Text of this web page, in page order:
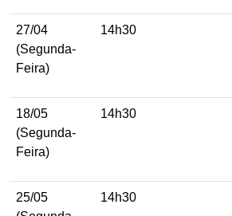
27/04
(Segunda-
Feira)
14h30
18/05
(Segunda-
Feira)
14h30
25/05
14h30